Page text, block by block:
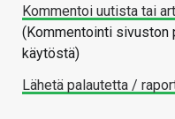
Kommentoi uutista tai
(Kommentointi
käytöstä)
Lähetä palautetta /